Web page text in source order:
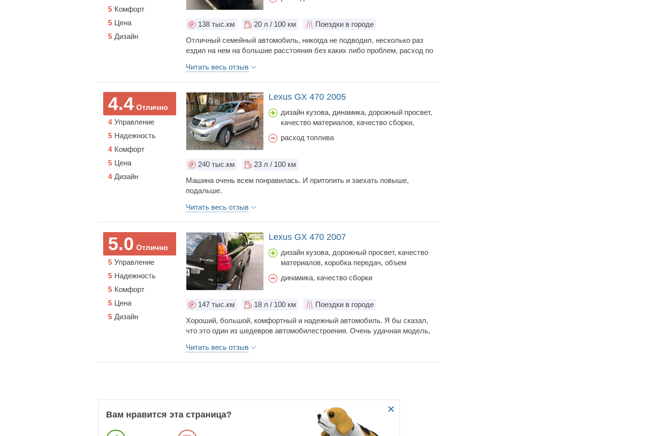
Комфорт
5
Цена
5
Дизайн
5
обслуживания, управляемость, цена,
138 тыс.км 20 л / 100 км
Поездки в городе
Отличный семейный автомобиль, никогда не подводил, несколько раз
ездил на нем на большие расстояния без каких либо проблем, расход по
автомобиль очень радовал, меня все согласно регламента, никаких
поломок за это время не было, цена по обслуживанию копейки.
Проходимость у автомобиля отличная, по бездорожью я особо не
катаюсь, но бывали случаи когда зарывался в грязи и всегда спокойно мог
проехать и был уверен в своей машине.
Читать весь отзыв
Отлично
4.4
Управление
4
Надежность
5
Комфорт
4
Цена
5
Дизайн
4
Lexus GX 470 2005
дизайн кузова, динамика, дорожный просвет,
качество материалов, качество сборки,
салона, стоимость обслуживания, тормоза,
расход топлива
240 тыс.км 23 л / 100 км
Машина очень всем понравилась. И притопить и заехать повыше,
подальше.
что-то с ним .
Читать весь отзыв
Отлично
5.0
Управление
5
Надежность
5
Комфорт
5
Цена
5
Дизайн
5
Lexus GX 470 2007
дизайн кузова, дорожный просвет, качество
материалов, коробка передач, объем
стоимость обслуживания, шумоизоляция
динамика, качество сборки
147 тыс.км 18 л / 100 км
Поездки в городе
Хороший, большой, комфортный и надежный автомобиль. Я бы сказал,
что это один из шедевров автомобилестроения. Очень удачная модель,
обстоятельств. Думаю купить в дальнейшем такой же, если, конечно,
найду в хорошем состоянии...
Читать весь отзыв
×
Вам нравится эта страница?